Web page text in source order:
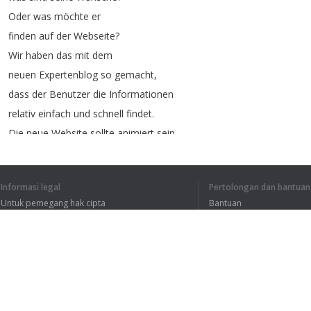
Oder was möchte er
finden auf der Webseite?
Wir haben das mit dem
neuen Expertenblog so gemacht,
dass der Benutzer die Informationen
relativ einfach und schnell findet.
Die neue Website sollte animiert sein
Eine Firma wie
hat sehr viele Referenzen
Informasi legal
Untuk pemegang hak cipta
Pertolongan dan bantuan
Bantuan